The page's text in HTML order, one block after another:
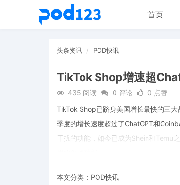
首页
头条资讯 POD快讯
TikTok Shop增速超
435 阅读 0 评论 0 点赞
TikTok Shop已跻身美国增长最快的三
季度的增长速度超过了ChatGPT和
干扰的功能，如今已成为Shein和Temu
本文分类： POD快讯